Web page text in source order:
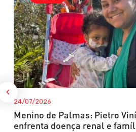
24/07/2026
Menino de Palmas: Pietro
enfrenta doença renal e